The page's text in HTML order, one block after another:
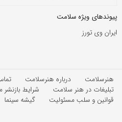
پیوندهای ویژه سلامت
ایران وی تورز
هنرسلامت درباره هنرسلامت
تبلیغات در هنر سلامت
شرایط بازنشر
قوانین و سلب مسئولیت
گیشه سینما